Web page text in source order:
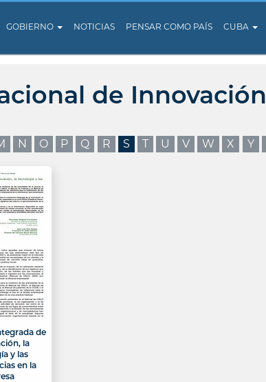
GOBIERNO NOTICIAS PENSAR COMO PAÍS CUBA
de Innovación
N O P Q R S T U V W X Y
de
la
y las
en la